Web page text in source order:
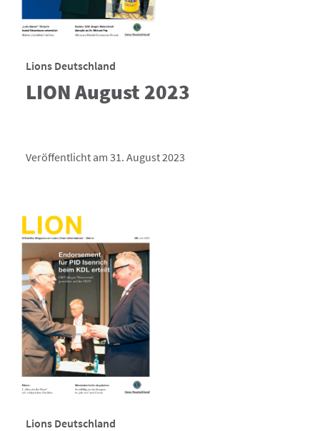
Lions Deutschland
LION August 2023
Veröffentlicht am 31. August 2023
Lions Deutschland